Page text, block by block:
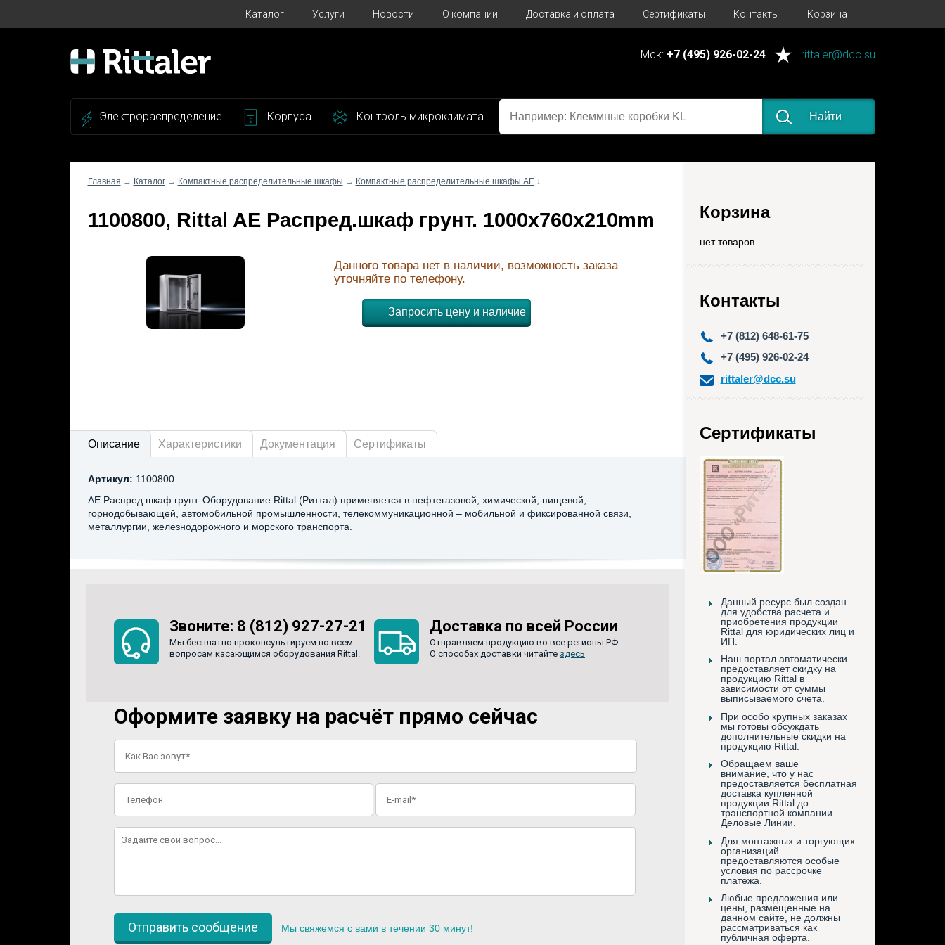
Каталог Услуги Новости О компании Доставка и оплата Сертификаты Контакты Корзина
Мск: +7 (495) 926-02-24 rittaler@dcc.su
Электрораспределение Корпуса Контроль микроклимата Найти
Корзина
нет товаров
Контакты
+7 (812) 648-61-75
+7 (495) 926-02-24
rittaler@dcc.su
Сертификаты
Данный ресурс был создан
для удобства расчета и
приобретения продукции
Rittal для юридических лиц и
ИП.
Наш портал автоматически
предоставляет скидку на
продукцию Rittal в
зависимости от суммы
выписываемого счета.
При особо крупных заказах
мы готовы обсуждать
дополнительные скидки на
продукцию Rittal.
Обращаем ваше
внимание, что у нас
предоставляется бесплатная
доставка купленной
продукции Rittal до
транспортной компании
Деловые Линии.
Для монтажных и торгующих
организаций
предоставляются особые
условия по рассрочке
платежа.
Любые предложения или
цены, размещенные на
данном сайте, не должны
рассматриваться как
публичная оферта.
Главная → Каталог→ Компактные распределительные шкафы → Компактные распределительные шкафы AE ↓
1100800, Rittal AE Распред.шкаф грунт. 1000x760x210mm
Данного товара нет в наличии, возможность заказа
уточняйте по телефону.
Запросить цену и наличие
Описание Характеристики Документация Сертификаты
Артикул: 1100800
AE Распред.шкаф грунт. Оборудование Rittal (Риттал) применяется в нефтегазовой, химической, пищевой,
горнодобывающей, автомобильной промышленности, телекоммуникационной – мобильной и фиксированной связи,
металлургии, железнодорожного и морского транспорта.
Звоните: 8 (812) 927-27-21
Мы бесплатно проконсультируем по всем
вопросам касающимся оборудования Rittal.
Доставка по всей России
Отправляем продукцию во все регионы РФ.
О способах доставки читайте здесь
Оформите заявку на расчёт прямо сейчас
Мы свяжемся с вами в течении 30 минут!